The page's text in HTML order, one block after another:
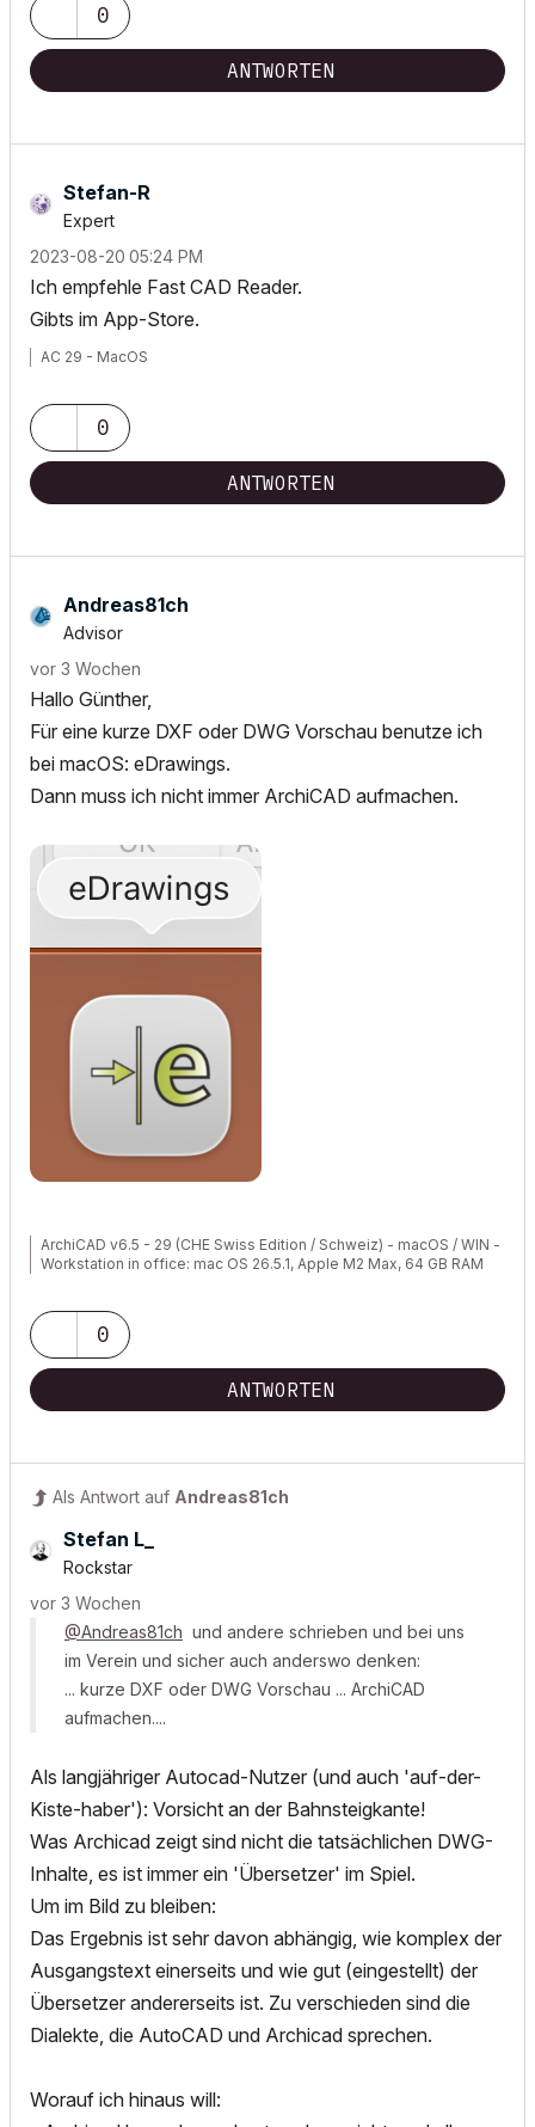
0
ANTWORTEN
Stefan-R
Expert
‎2023-08-20 05:24 PM
Ich empfehle Fast CAD Reader.
Gibts im App-Store.
AC 29 - MacOS
0
ANTWORTEN
Andreas81ch
Advisor
vor 3 Wochen
Hallo Günther,
Für eine kurze DXF oder DWG Vorschau benutze ich
bei macOS: eDrawings.
Dann muss ich nicht immer ArchiCAD aufmachen.
ArchiCAD v6.5 - 29 (CHE Swiss Edition / Schweiz) - macOS / WIN -
Workstation in office: mac OS 26.5.1, Apple M2 Max, 64 GB RAM
0
ANTWORTEN
Als Antwort auf Andreas81ch
Stefan L_
Rockstar
vor 3 Wochen
@Andreas81ch und andere schrieben und bei uns
im Verein und sicher auch anderswo denken:
... kurze DXF oder DWG Vorschau ... ArchiCAD
aufmachen....
Als langjähriger Autocad-Nutzer (und auch 'auf-der-
Kiste-haber'): Vorsicht an der Bahnsteigkante!
Was Archicad zeigt sind nicht die tatsächlichen DWG-
Inhalte, es ist immer ein 'Übersetzer' im Spiel.
Um im Bild zu bleiben:
Das Ergebnis ist sehr davon abhängig, wie komplex der
Ausgangstext einerseits und wie gut (eingestellt) der
Übersetzer andererseits ist. Zu verschieden sind die
Dialekte, die AutoCAD und Archicad sprechen.
Worauf ich hinaus will: